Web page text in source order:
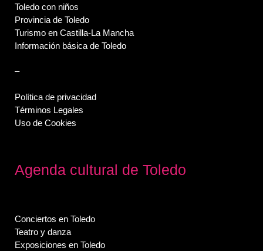
Toledo con niños
Provincia de Toledo
Turismo en Castilla-La Mancha
Información básica de Toledo
–
Política de privacidad
Términos Legales
Uso de Cookies
Agenda cultural de Toledo
Conciertos en Toledo
Teatro y danza
Exposiciones en Toledo